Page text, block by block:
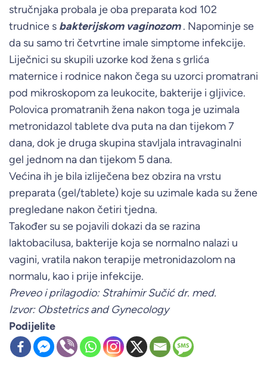
stručnjaka probala je oba preparata kod 102
trudnice s bakterijskom vaginozom. Napominje se
da su samo tri četvrtine imale simptome infekcije.
Liječnici su skupili uzorke kod žena s grlića
maternice i rodnice nakon čega su uzorci promatrani
pod mikroskopom za leukocite, bakterije i gljivice.
Polovica promatranih žena nakon toga je uzimala
metronidazol tablete dva puta na dan tijekom 7
dana, dok je druga skupina stavljala intravaginalni
gel jednom na dan tijekom 5 dana.
Većina ih je bila izliječena bez obzira na vrstu
preparata (gel/tablete) koje su uzimale kada su žene
pregledane nakon četiri tjedna.
Također su se pojavili dokazi da se razina
laktobacilusa, bakterije koja se normalno nalazi u
vagini, vratila nakon terapije metronidazolom na
normalu, kao i prije infekcije.
Preveo i prilagodio: Strahimir Sučić dr. med.
Izvor: Obstetrics and Gynecology
Podijelite